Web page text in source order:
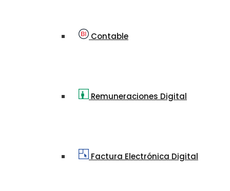
Contable
Remuneraciones Digital
Factura Electrónica Digital